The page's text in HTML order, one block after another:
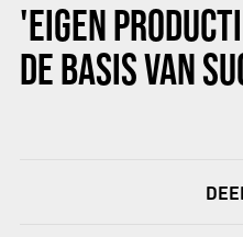
'EIGEN
DE BASIS VAN